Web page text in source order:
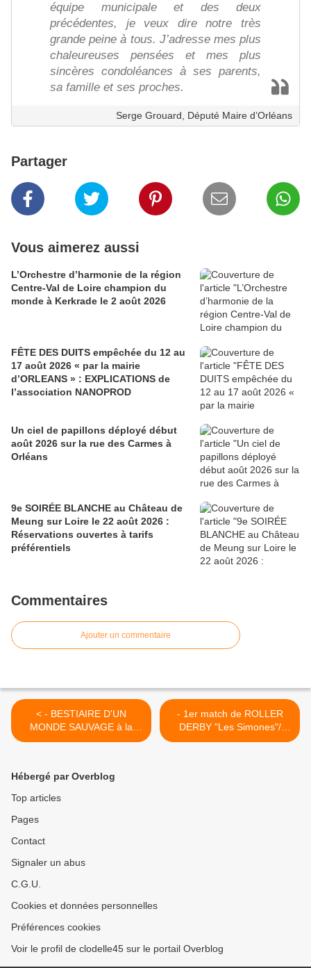
équipe municipale et des deux
précédentes, je veux dire notre très
grande peine à tous. J’adresse mes plus
chaleureuses pensées et mes plus
sincères condoléances à ses parents,
sa famille et ses proches.
Serge Grouard, Député Maire d’Orléans
Partager
Vous aimerez aussi
L’Orchestre d’harmonie de la région
Centre-Val de Loire champion du
monde à Kerkrade le 2 août 2026
FÊTE DES DUITS empêchée du 12 au
17 août 2026 « par la mairie
d’ORLEANS » : EXPLICATIONS de
l’association NANOPROD
Un ciel de papillons déployé début
août 2026 sur la rue des Carmes à
Orléans
9e SOIRÉE BLANCHE au Château de
Meung sur Loire le 22 août 2026 :
Réservations ouvertes à tarifs
préférentiels
Commentaires
Ajouter un commentaire
< - BESTIAIRE D'UN
MONDE SAUVAGE à la
GALERIE DU...
- 1er match de ROLLER
DERBY "Les Simones"/
"Hell'R Cheeky Dolls" à
Hébergé par Overblog
Top articles
Pages
Contact
Signaler un abus
C.G.U.
Cookies et données personnelles
Préférences cookies
Voir le profil de clodelle45 sur le portail Overblog